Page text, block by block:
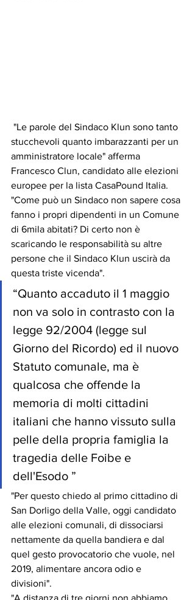
stucchevoli quanto imbarazzanti per un
amministratore locale" afferma
Francesco Clun, candidato alle elezioni
europee per la lista CasaPound Italia.
"Come può un Sindaco non sapere cosa
fanno i propri dipendenti in un Comune
di 6mila abitati? Di certo non è
scaricando le responsabilità su altre
persone che il Sindaco Klun uscirà da
questa triste vicenda".
“Quanto accaduto il 1 maggio
non va solo in contrasto con la
legge 92/2004 (legge sul
Giorno del Ricordo) ed il nuovo
Statuto comunale, ma è
qualcosa che offende la
memoria di molti cittadini
italiani che hanno vissuto sulla
pelle della propria famiglia la
tragedia delle Foibe e
dell'Esodo ”
"Per questo chiedo al primo cittadino di
San Dorligo della Valle, oggi candidato
alle elezioni comunali, di dissociarsi
nettamente da quella bandiera e dal
quel gesto provocatorio che vuole, nel
2019, alimentare ancora odio e
divisioni".